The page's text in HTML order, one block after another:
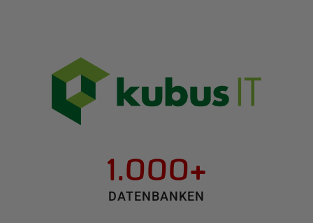
1.000+
DATENBANKEN